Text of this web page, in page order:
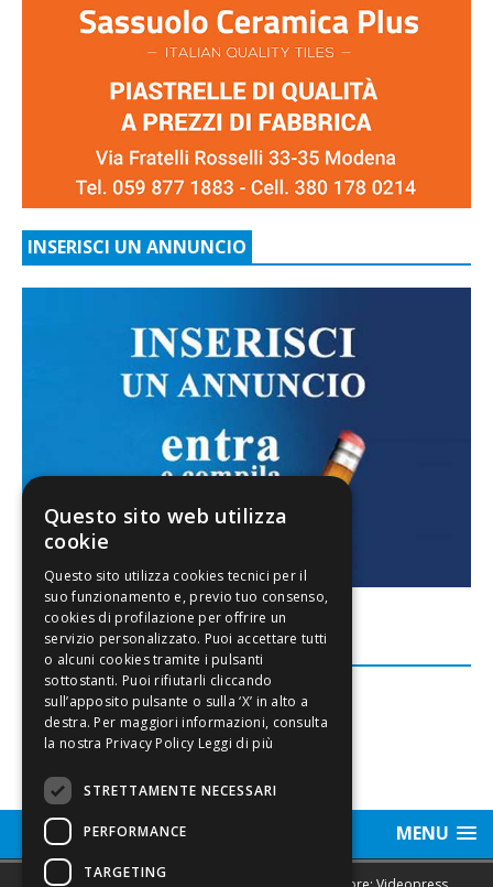
INSERISCI UN ANNUNCIO
FACEBOOK
MENU
Questo sito web utilizza
cookie
Leggi di più
STRETTAMENTE NECESSARI
PERFORMANCE
TARGETING